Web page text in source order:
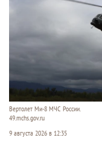
Вертолет Ми-8 МЧС России.
49.mchs.gov.ru
9 августа 2026 в 12:35